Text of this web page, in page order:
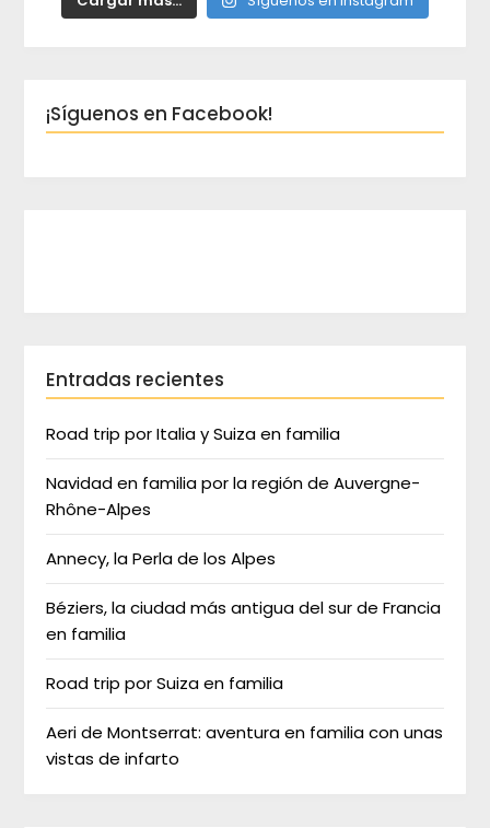
¡Síguenos en Facebook!
Entradas recientes
Road trip por Italia y Suiza en familia
Navidad en familia por la región de Auvergne-
Rhône-Alpes
Annecy, la Perla de los Alpes
Béziers, la ciudad más antigua del sur de Francia
en familia
Road trip por Suiza en familia
Aeri de Montserrat: aventura en familia con unas
vistas de infarto